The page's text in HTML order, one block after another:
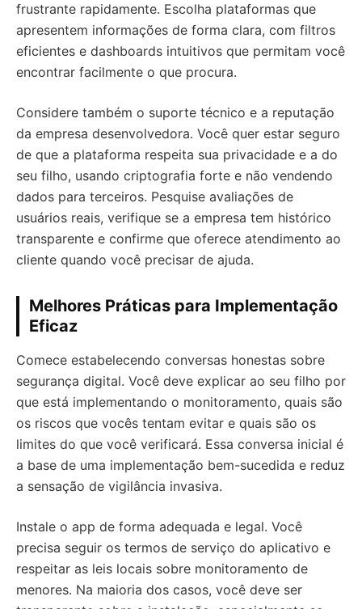
frustrante rapidamente. Escolha plataformas que
apresentem informações de forma clara, com filtros
eficientes e dashboards intuitivos que permitam você
encontrar facilmente o que procura.
Considere também o suporte técnico e a reputação
da empresa desenvolvedora. Você quer estar seguro
de que a plataforma respeita sua privacidade e a do
seu filho, usando criptografia forte e não vendendo
dados para terceiros. Pesquise avaliações de
usuários reais, verifique se a empresa tem histórico
transparente e confirme que oferece atendimento ao
cliente quando você precisar de ajuda.
Melhores Práticas para Implementação
Eficaz
Comece estabelecendo conversas honestas sobre
segurança digital. Você deve explicar ao seu filho por
que está implementando o monitoramento, quais são
os riscos que vocês tentam evitar e quais são os
limites do que você verificará. Essa conversa inicial é
a base de uma implementação bem-sucedida e reduz
a sensação de vigilância invasiva.
Instale o app de forma adequada e legal. Você
precisa seguir os termos de serviço do aplicativo e
respeitar as leis locais sobre monitoramento de
menores. Na maioria dos casos, você deve ser